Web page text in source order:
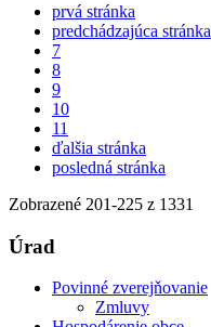
prvá stránka
predchádzajúca stránka
7
8
9
10
11
ďalšia stránka
posledná stránka
Zobrazené 201-225 z 1331
Úrad
Povinné zverejňovanie
Zmluvy